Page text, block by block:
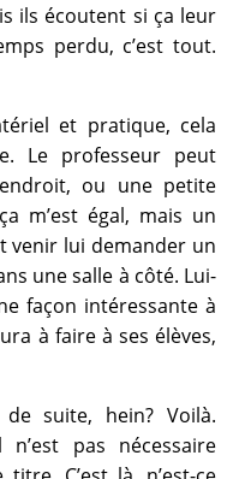
ils écoutent si ça leur
perdu, c’est tout.
et pratique, cela
Le professeur peut
ou une petite
m’est égal, mais un
venir lui demander un
une salle à côté. Lui-
façon intéressante à
à faire à ses élèves,
suite, hein? Voilà.
n’est pas nécessaire